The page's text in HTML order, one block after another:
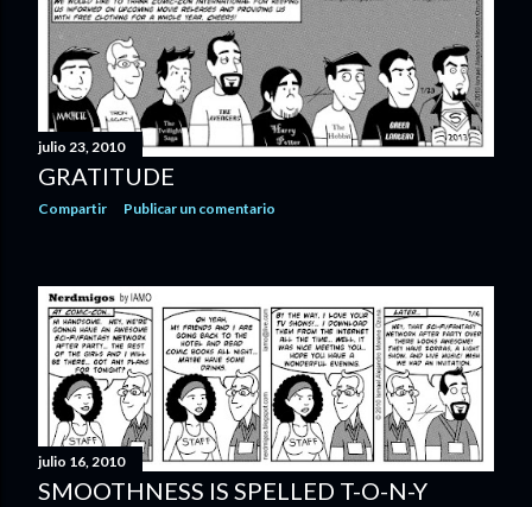
julio 23, 2010
GRATITUDE
Compartir Publicar un comentario
julio 16, 2010
SMOOTHNESS IS SPELLED T-O-N-Y